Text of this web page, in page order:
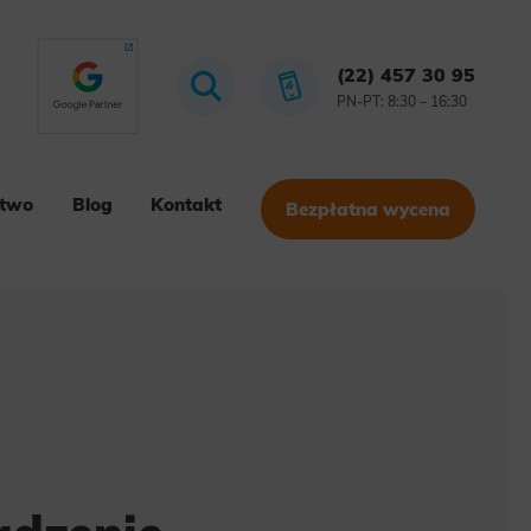
(22) 457 30 95
PN-PT: 8:30 – 16:30
Blog Kontakt Bezpłatna wycena